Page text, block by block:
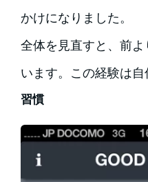
かけになりました。
全体を見直すと、前
います。この経験は自
習慣